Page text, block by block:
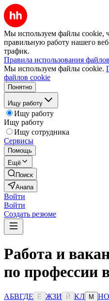
Мы используем файлы cookie,
правильную работу нашего
трафик.
Правила использования
Мы используем файлы cookie.
файлов cookie
Понятно
Ищу работу
Ищу работу
Ищу работу
Ищу сотрудника
Сервисы
Помощь
Ещё
Поиск
Анапа
Войти
Войти
Создать резюме
Работа и
по профессии
АБВГДЕ Ё ЖЗИ Й КЛ М НО